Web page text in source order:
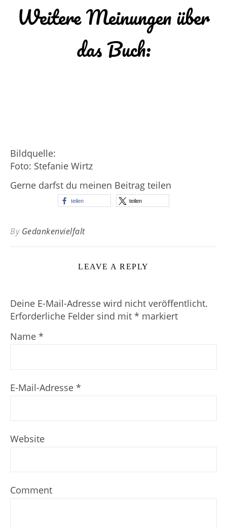
Weitere Meinungen über
das Buch:
Bildquelle:
Foto: Stefanie Wirtz
Gerne darfst du meinen Beitrag teilen
teilen teilen
By Gedankenvielfalt
LEAVE A REPLY
Deine E-Mail-Adresse wird nicht veröffentlicht.
Erforderliche Felder sind mit * markiert
Name *
E-Mail-Adresse *
Website
Comment